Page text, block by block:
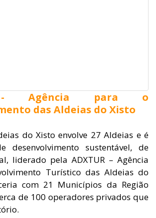
Agência para o
das Aldeias do Xisto
do Xisto envolve 27 Aldeias e é
desenvolvimento sustentável, de
liderado pela ADXTUR – Agência
Turístico das Aldeias do
com 21 Municípios da Região
de 100 operadores privados que